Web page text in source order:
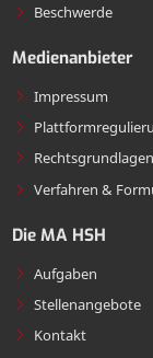
Beschwerde
Medienanbieter
Impressum
Rechtsgrundlagen
Verfahren &
Die MA HSH
Aufgaben
Stellenangebote
Kontakt